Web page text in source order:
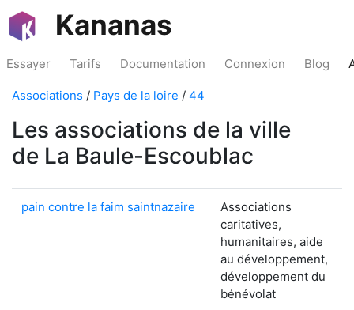
Kananas
Essayer Tarifs Documentation Connexion Blog
Associations / Pays de la loire / 44
Les associations de la ville
de La Baule-Escoublac
pain contre la faim saintnazaire
Associations
caritatives,
humanitaires, aide
au développement,
développement du
bénévolat